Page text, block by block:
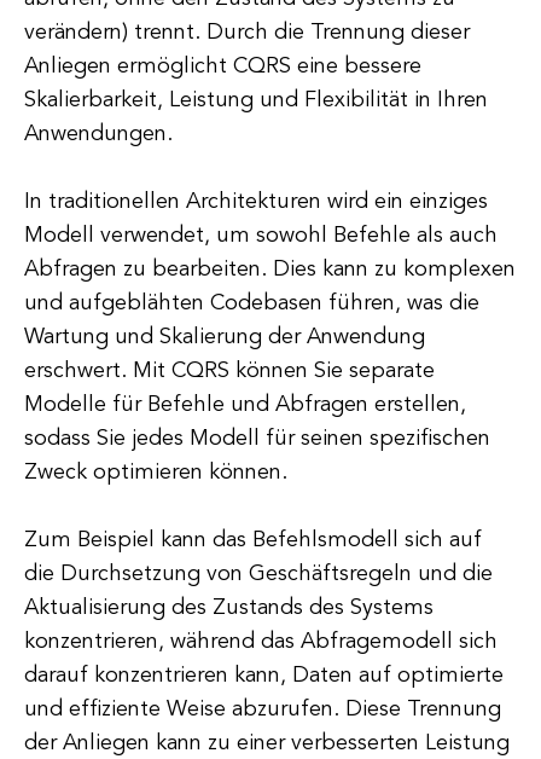
verändern) trennt. Durch die Trennung dieser
Anliegen ermöglicht CQRS eine bessere
Skalierbarkeit, Leistung und Flexibilität in Ihren
Anwendungen.
In traditionellen Architekturen wird ein einziges
Modell verwendet, um sowohl Befehle als auch
Abfragen zu bearbeiten. Dies kann zu komplexen
und aufgeblähten Codebasen führen, was die
Wartung und Skalierung der Anwendung
erschwert. Mit CQRS können Sie separate
Modelle für Befehle und Abfragen erstellen,
sodass Sie jedes Modell für seinen spezifischen
Zweck optimieren können.
Zum Beispiel kann das Befehlsmodell sich auf
die Durchsetzung von Geschäftsregeln und die
Aktualisierung des Zustands des Systems
konzentrieren, während das Abfragemodell sich
darauf konzentrieren kann, Daten auf optimierte
und effiziente Weise abzurufen. Diese Trennung
der Anliegen kann zu einer verbesserten Leistung